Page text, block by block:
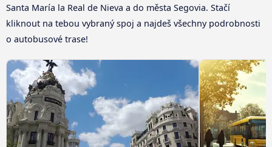
Santa María la Real de Nieva a do města Segovia. Stačí
kliknout na tebou vybraný spoj a najdeš všechny podrobnosti
o autobusové trase!